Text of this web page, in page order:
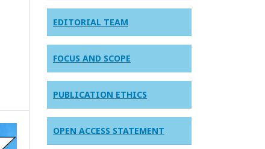
EDITORIAL TEAM
FOCUS AND SCOPE
PUBLICATION ETHICS
OPEN ACCESS STATEMENT